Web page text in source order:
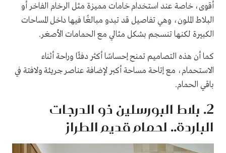
أقوى، خاصة عند استخدام خامات مميزة مثل الرخام الفاخر أو
البلاط الملون، وهي تفاصيل قد تبدو مبالغًا فيها داخل المساحات
الكبيرة لكنها تنسجم بشكل مثالي مع الحمامات الأصغر.
كما أن هذه التصاميم تمنح إحساسًا أكثر دفئًا وراحة أثناء
الاستحمام، مع إتاحة مساحة أكبر لإضافة عناصر جريئة ولافتة في
باقي الحمام.
2. بلاط البورسلين ذو الدرجات
الباردة.. لحمام قديم الطراز